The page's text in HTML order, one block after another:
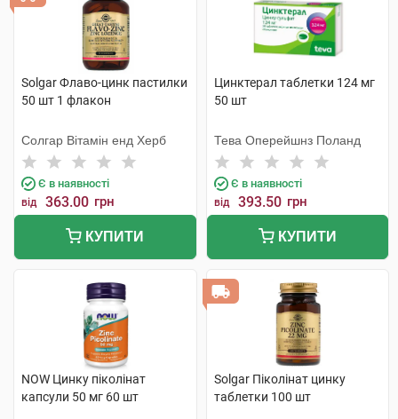
Solgar Флаво-цинк пастилки
50 шт 1 флакон
Солгар Вітамін енд Херб
Є в наявності
від 363.00 грн
КУПИТИ
Цинктерал таблетки 124 мг
50 шт
Тева Оперейшнз Поланд
Є в наявності
від 393.50 грн
КУПИТИ
NOW Цинку піколінат
капсули 50 мг 60 шт
Solgar Піколінат цинку
таблетки 100 шт